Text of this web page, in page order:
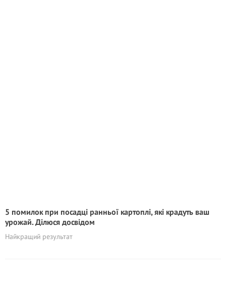
5 помилок при посадці ранньої картоплі, які крадyть ваш
урожай. Ділюся досвідом
Найкращий результат